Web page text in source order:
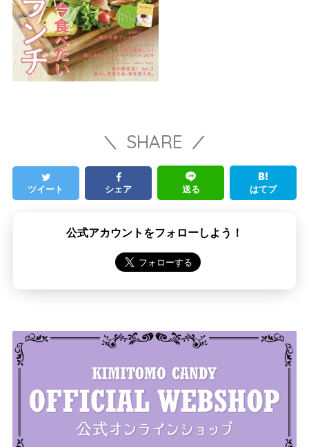
SHARE
ツイート シェア 送る はてブ
公式アカウントをフォローしよう！